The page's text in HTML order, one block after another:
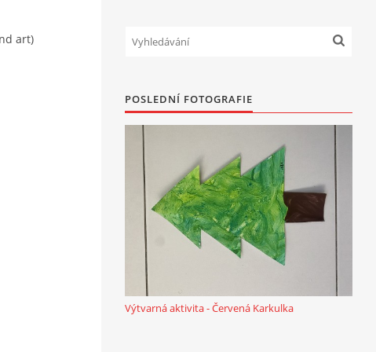
art)
POSLEDNÍ FOTOGRAFIE
Výtvarná aktivita - Červená Karkulka